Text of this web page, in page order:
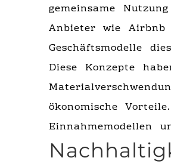
gemeinsame
Anbieter wie
Geschäftsmodelle
Diese Konzepte
ökonomische
Einnahmemodellen